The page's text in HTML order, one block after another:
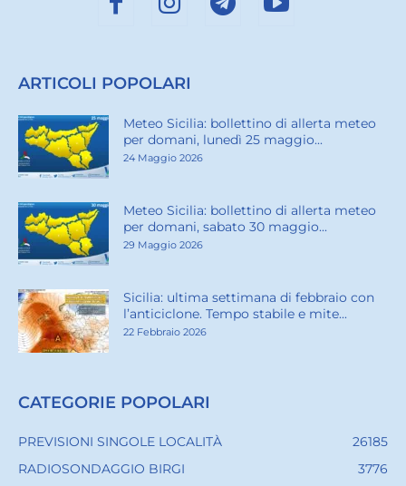
ARTICOLI POPOLARI
Meteo Sicilia: bollettino di allerta meteo
per domani, lunedì 25 maggio...
24 Maggio 2026
Meteo Sicilia: bollettino di allerta meteo
per domani, sabato 30 maggio...
29 Maggio 2026
Sicilia: ultima settimana di febbraio con
l’anticiclone. Tempo stabile e mite...
22 Febbraio 2026
CATEGORIE POPOLARI
PREVISIONI SINGOLE LOCALITÀ
26185
RADIOSONDAGGIO BIRGI
3776